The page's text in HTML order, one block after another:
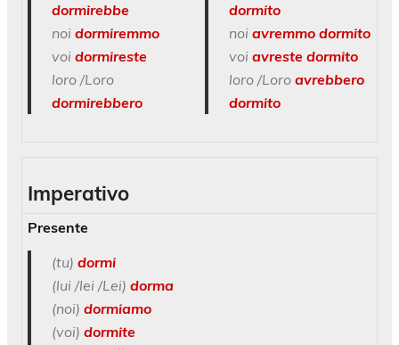
dormirebbe
noi dormiremmo
voi dormireste
loro /Loro
dormirebbero
dormito
noi avremmo dormito
voi avreste dormito
loro /Loro avrebbero
dormito
Imperativo
Presente
(tu) dormi
(lui /lei /Lei) dorma
(noi) dormiamo
(voi) dormite